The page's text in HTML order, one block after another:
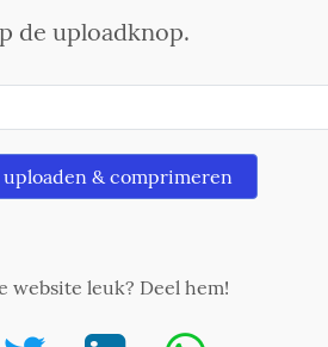
de uploadknop.
uploaden & comprimeren
website leuk? Deel hem!